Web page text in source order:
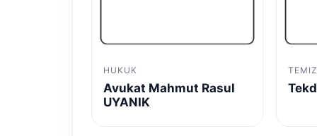
HUKUK
Avukat Mahmut Rasul
UYANIK